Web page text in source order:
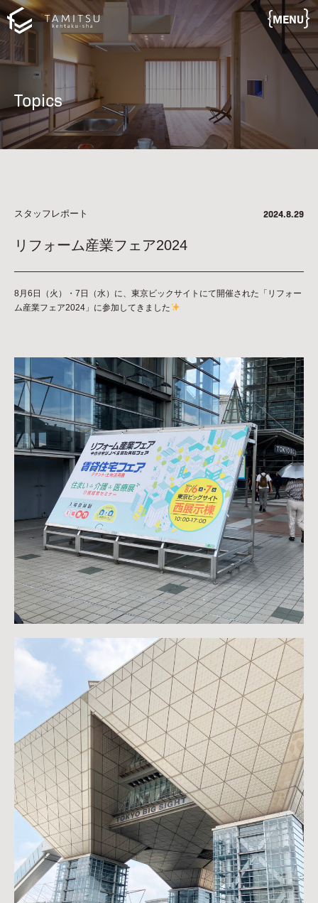
MENU
Topics
スタッフレポート 2024.8.29
リフォーム産業フェア2024
8月6日（火）・7日（水）に、東京ビックサイトにて開催された「リフォー
ム産業フェア2024」に参加してきました